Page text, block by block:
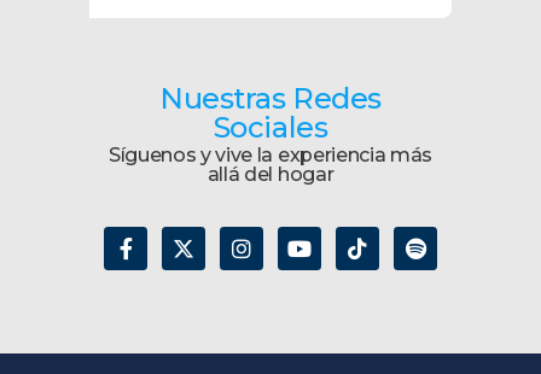
Nuestras Redes
Sociales
Síguenos y vive la experiencia más
allá del hogar